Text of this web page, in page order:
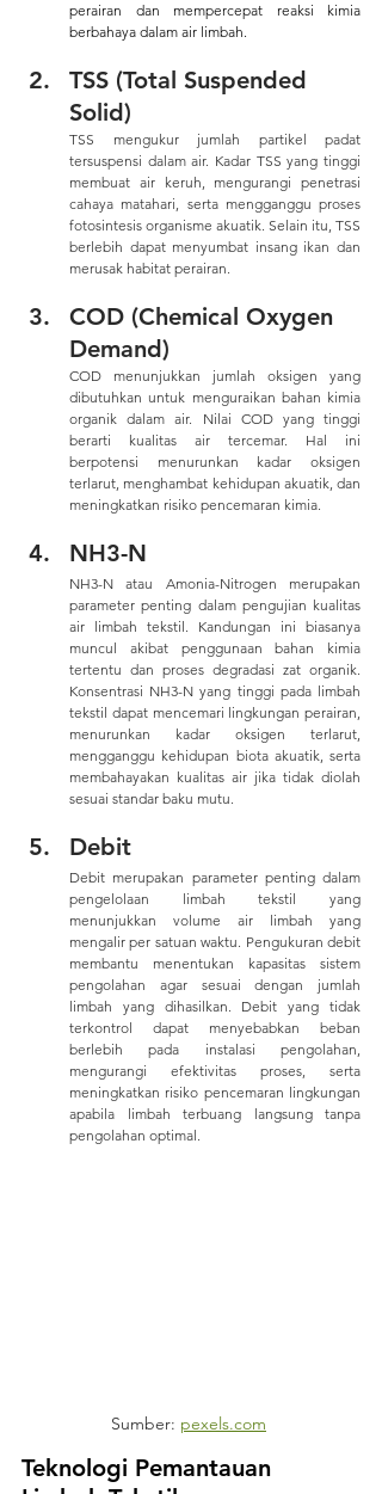
perairan dan mempercepat reaksi kimia
berbahaya dalam air limbah.
TSS (Total Suspended
Solid)
TSS mengukur jumlah partikel padat
tersuspensi dalam air. Kadar TSS yang tinggi
membuat air keruh, mengurangi penetrasi
cahaya matahari, serta mengganggu proses
fotosintesis organisme akuatik. Selain itu, TSS
berlebih dapat menyumbat insang ikan dan
merusak habitat perairan.
COD (Chemical Oxygen
Demand)
COD menunjukkan jumlah oksigen yang
dibutuhkan untuk menguraikan bahan kimia
organik dalam air. Nilai COD yang tinggi
berarti kualitas air tercemar. Hal ini
berpotensi menurunkan kadar oksigen
terlarut, menghambat kehidupan akuatik, dan
meningkatkan risiko pencemaran kimia.
NH3-N
NH3-N atau Amonia-Nitrogen merupakan
parameter penting dalam pengujian kualitas
air limbah tekstil. Kandungan ini biasanya
muncul akibat penggunaan bahan kimia
tertentu dan proses degradasi zat organik.
Konsentrasi NH3-N yang tinggi pada limbah
tekstil dapat mencemari lingkungan perairan,
menurunkan kadar oksigen terlarut,
mengganggu kehidupan biota akuatik, serta
membahayakan kualitas air jika tidak diolah
sesuai standar baku mutu.
Debit
Debit merupakan parameter penting dalam
pengelolaan limbah tekstil yang
menunjukkan volume air limbah yang
mengalir per satuan waktu. Pengukuran debit
membantu menentukan kapasitas sistem
pengolahan agar sesuai dengan jumlah
limbah yang dihasilkan. Debit yang tidak
terkontrol dapat menyebabkan beban
berlebih pada instalasi pengolahan,
mengurangi efektivitas proses, serta
meningkatkan risiko pencemaran lingkungan
apabila limbah terbuang langsung tanpa
pengolahan optimal.
Sumber: pexels.com
Teknologi Pemantauan